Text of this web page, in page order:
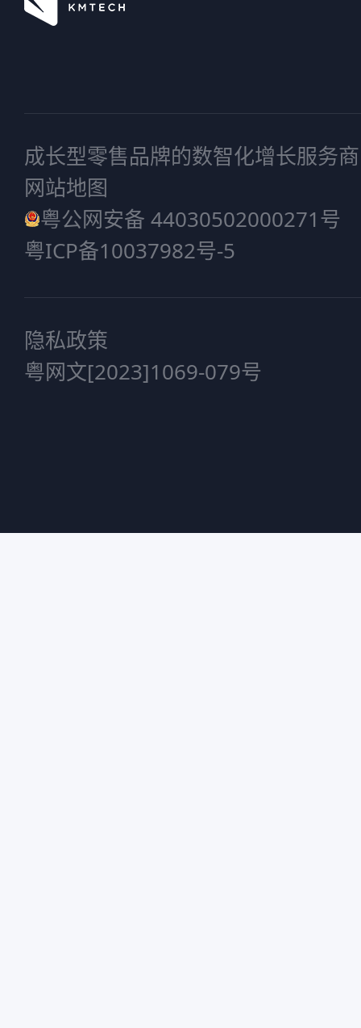
成长型零售品牌的数智化增长服务商
网站地图
粤公网安备 44030502000271号
粤ICP备10037982号-5
隐私政策
粤网文[2023]1069-079号